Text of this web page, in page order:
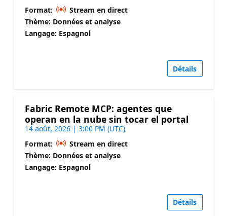
Format:
Stream en direct
Thème: Données et analyse
Langage: Espagnol
Détails
Fabric Remote MCP: agentes que
operan en la nube sin tocar el portal
14 août, 2026 | 3:00 PM (UTC)
Format:
Stream en direct
Thème: Données et analyse
Langage: Espagnol
Détails